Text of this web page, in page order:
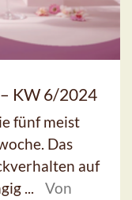
KW 6/2024
fünf meist
Das
auf
...
Von